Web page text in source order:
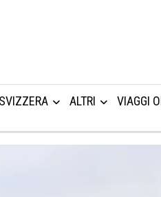
SVIZZERA ALTRI VIAGGI